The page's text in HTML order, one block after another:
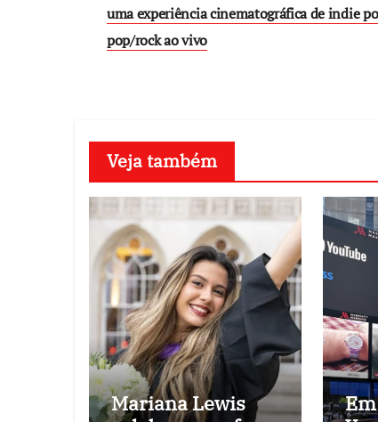
navigation
uma experiência cinematográfica de indie
pop/rock ao vivo
Veja também
Mariana Lewis